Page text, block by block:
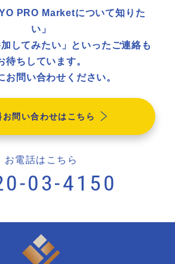
PRO Marketについて知りた
い」
加してみたい」といったご連絡も
待ちしています。
お問い合わせください。
お問い合わせはこちら
お電話はこちら
03-4150